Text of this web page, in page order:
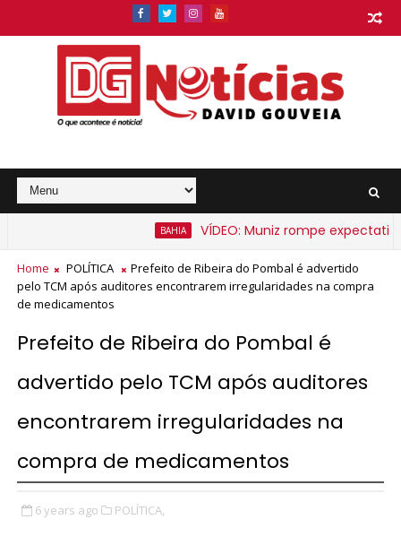
VÍDEO: Muniz rompe expectativa e
na Bahia a partir de segunda-feira
Home POLÍTICA
Prefeito de Ribeira do Pombal é advertido
pelo TCM após auditores encontrarem irregularidades na compra
de medicamentos
Prefeito de Ribeira do Pombal é
advertido pelo TCM após auditores
encontrarem irregularidades na
compra de medicamentos
6 years ago POLÍTICA,